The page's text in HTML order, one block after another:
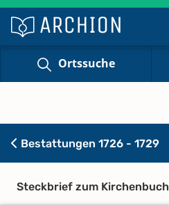
Ortssuche
Bestattungen 1726 - 1729
Steckbrief zum Kirchenbuch